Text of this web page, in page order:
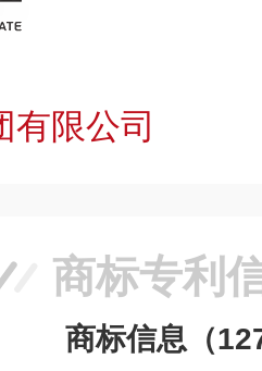
有限公司
商标专利
商标信息（